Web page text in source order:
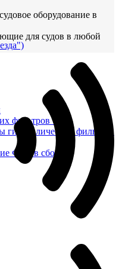
фильтров ФГС
фильтров
ФГС в сборе
оборудование в
для судов в любой